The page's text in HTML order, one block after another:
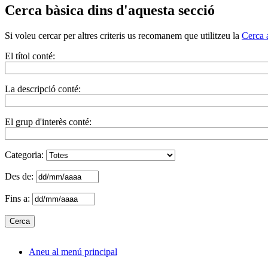
Cerca bàsica dins d'aquesta secció
Si voleu cercar per altres criteris us recomanem que utilitzeu la Cerca
El títol conté:
La descripció conté:
El grup d'interès conté:
Categoria:
Des de:
Fins a:
Aneu al menú principal